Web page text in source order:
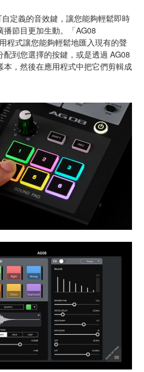
定義的音效鍵，讓您能夠輕鬆即時
節目更加生動。「AG08
程式讓您能夠輕鬆地匯入現有的聲
到您選擇的按鍵，或是透過 AG08
本，然後在應用程式中把它們剪輯成